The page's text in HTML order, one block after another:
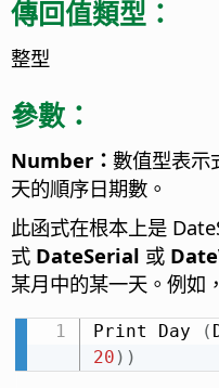
傳回值類型 ：
整型
參數：
Number： 數值型表示
天的順序日期數。
此函式在根本上是
式 DateSerial 或
某月中的某一天。例如
Print Day (
20 ) )